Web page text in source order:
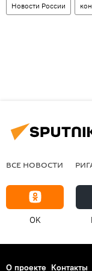
Новости России
ВСЕ НОВОСТИ
OK
О проекте Контакты